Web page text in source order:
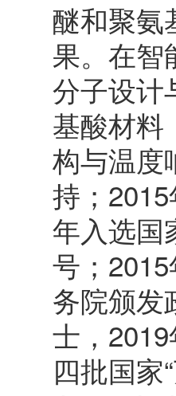
醚和聚氨
果。在智
分子设计
基酸材料
构与温度
持；
年入选国
号；
务院颁发
士，
四批国家